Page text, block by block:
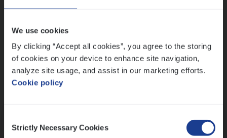
We use cookies
By clicking “Accept all cookies”, you agree to the storing
of cookies on your device to enhance site navigation,
analyze site usage, and assist in our marketing efforts.
Cookie policy
Selection
Strictly Necessary Cookies